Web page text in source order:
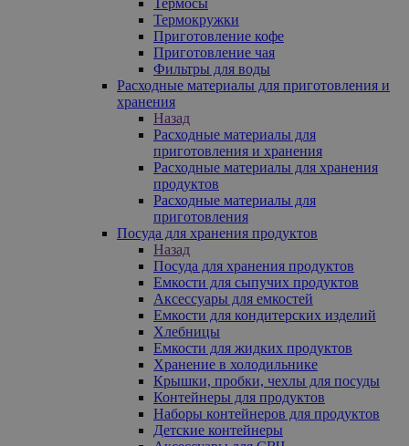
Термокружки
Приготовление кофе
Приготовление чая
Фильтры для воды
Расходные материалы для приготовления и
хранения
Назад
Расходные материалы для
приготовления и хранения
Расходные материалы для хранения
продуктов
Расходные материалы для
приготовления
Посуда для хранения продуктов
Назад
Посуда для хранения продуктов
Емкости для сыпучих продуктов
Аксессуары для емкостей
Емкости для кондитерских изделий
Хлебницы
Емкости для жидких продуктов
Хранение в холодильнике
Крышки, пробки, чехлы для посуды
Контейнеры для продуктов
Наборы контейнеров для продуктов
Детские контейнеры